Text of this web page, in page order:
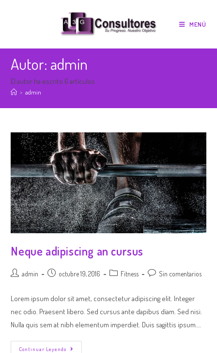
MENÚ
Autor: admin
El autor ha escrito 6 artículos
> admin
Neque adipiscing an cursus
admin octubre 19, 2016 Fitness Sin comentarios
Lorem ipsum dolor sit amet, consectetur adipiscing elit. Integer
nec odio. Praesent libero. Sed cursus ante dapibus diam. Sed nisi.
Nulla quis sem at nibh elementum imperdiet. Duis sagittis ipsum.…
Continuar Leyendo